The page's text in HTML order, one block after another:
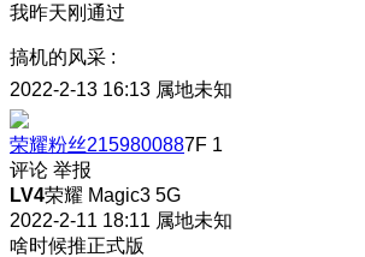
我昨天刚通过
搞机的风采 :
2022-2-13 16:13 属地未知
荣耀粉丝2159800887F 1
评论 举报
LV4荣耀 Magic3 5G
2022-2-11 18:11 属地未知
啥时候推正式版